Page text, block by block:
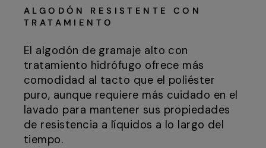
ALGODÓN RESISTENTE CON
TRATAMIENTO
El algodón de gramaje alto con
tratamiento hidrófugo ofrece más
comodidad al tacto que el poliéster
puro, aunque requiere más cuidado en el
lavado para mantener sus propiedades
de resistencia a líquidos a lo largo del
tiempo.